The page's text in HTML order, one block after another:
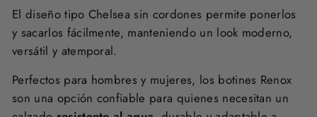
El diseño tipo Chelsea sin cordones permite ponerlos
y sacarlos fácilmente, manteniendo un look moderno,
versátil y atemporal.
Perfectos para hombres y mujeres, los botines Renox
son una opción confiable para quienes necesitan un